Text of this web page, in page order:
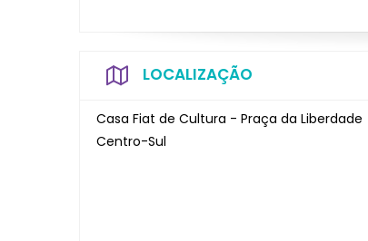
LOCALIZAÇÃO
Casa Fiat de Cultura - Praça da Liberdade
Centro-Sul